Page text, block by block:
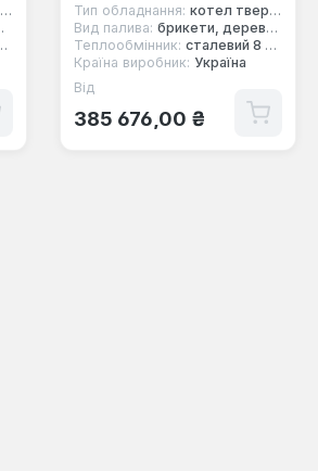
Тип обладнання: котел твердопаливний
Вид палива: брикети, дерево, торф, вугілля, тирса
Теплообмінник: сталевий 8 мм
Країна виробник: Україна
Звичайна ціна:
Від
385 676,00 ₴